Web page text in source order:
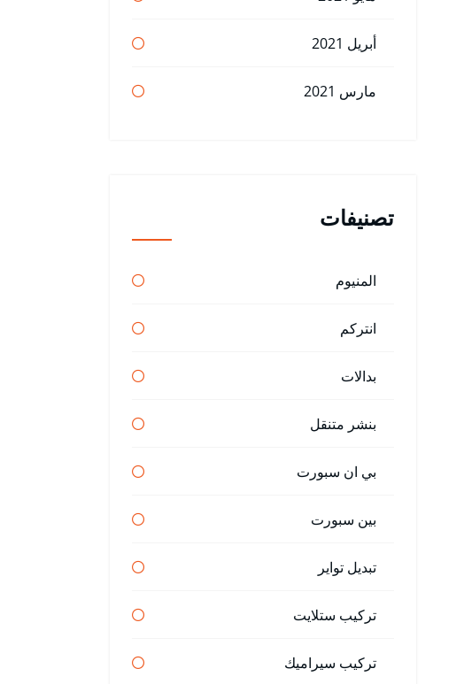
أبريل 2021
مارس 2021
تصنيفات
المنيوم
انتركم
بدالات
بنشر متنقل
بي ان سبورت
بين سبورت
تبديل تواير
تركيب ستلايت
تركيب سيراميك